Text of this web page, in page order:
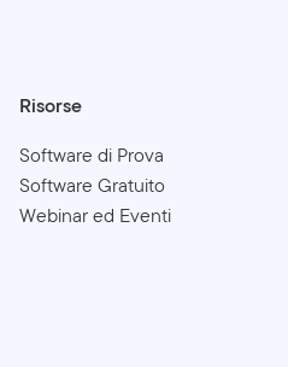
Risorse
Software di Prova
Software Gratuito
Webinar ed Eventi